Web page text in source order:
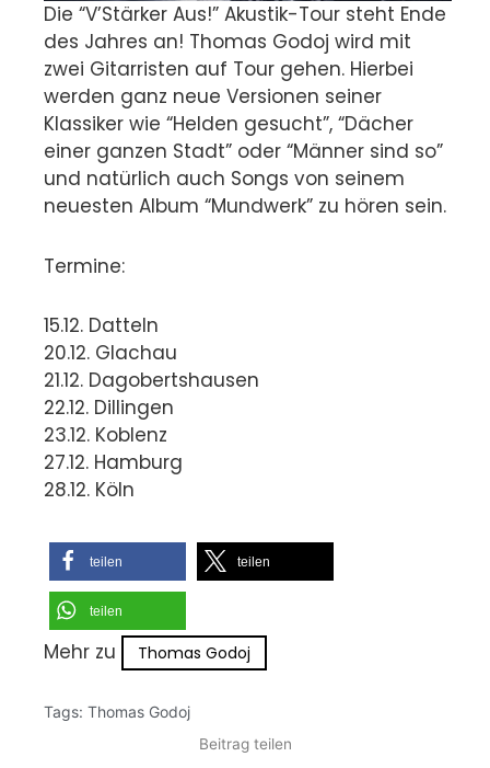
Die “V’Stärker Aus!” Akustik-Tour steht Ende
des Jahres an! Thomas Godoj wird mit
zwei Gitarristen auf Tour gehen. Hierbei
werden ganz neue Versionen seiner
Klassiker wie “Helden gesucht”, “Dächer
einer ganzen Stadt” oder “Männer sind so”
und natürlich auch Songs von seinem
neuesten Album “Mundwerk” zu hören sein.
Termine:
15.12. Datteln
20.12. Glachau
21.12. Dagobertshausen
22.12. Dillingen
23.12. Koblenz
27.12. Hamburg
28.12. Köln
teilen teilen
teilen
Mehr zu Thomas Godoj
Tags: Thomas Godoj
Beitrag teilen